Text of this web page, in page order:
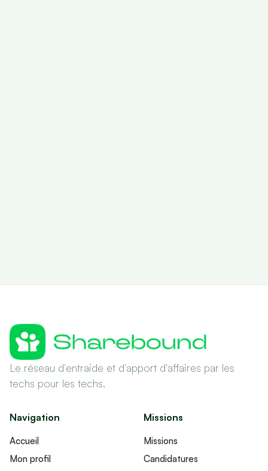
Le réseau d'entraide et d'apport d'affaires par les
techs pour les techs.
Navigation
Accueil
Mon profil
Missions
Missions
Candidatures